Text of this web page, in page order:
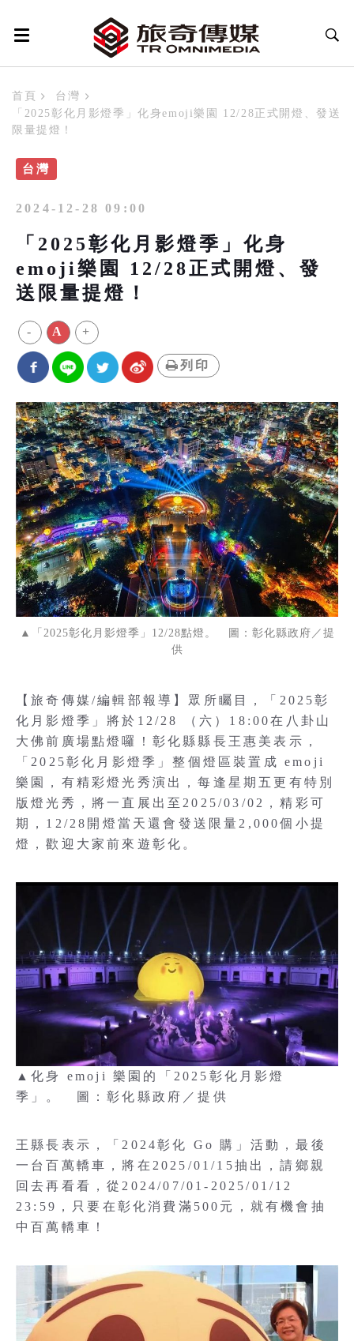
首頁
台灣
「2025彰化月影燈季」化身emoji樂園 12/28正式開燈、發送
限量提燈！
台灣
2024-12-28 09:00
「2025彰化月影燈季」化身
emoji樂園 12/28正式開燈、發
送限量提燈！
- A +
列印
▲「2025彰化月影燈季」12/28點燈。 圖：彰化縣政府／提
供
【旅奇傳媒/編輯部報導】眾所矚目，「2025彰
化月影燈季」將於12/28 （六）18:00在八卦山
大佛前廣場點燈囉！彰化縣縣長王惠美表示，
「2025彰化月影燈季」整個燈區裝置成 emoji
樂園，有精彩燈光秀演出，每逢星期五更有特別
版燈光秀，將一直展出至2025/03/02，精彩可
期，12/28開燈當天還會發送限量2,000個小提
燈，歡迎大家前來遊彰化。
▲化身 emoji 樂園的「2025彰化月影燈
季」。 圖：彰化縣政府／提供
王縣長表示，「2024彰化 Go 購」活動，最後
一台百萬轎車，將在2025/01/15抽出，請鄉親
回去再看看，從2024/07/01-2025/01/12
23:59，只要在彰化消費滿500元，就有機會抽
中百萬轎車！